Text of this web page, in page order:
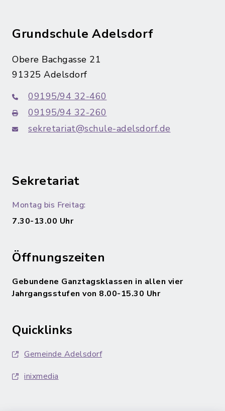
Grundschule Adelsdorf
Obere Bachgasse 21
91325 Adelsdorf
09195/94 32-460
09195/94 32-260
sekretariat@schule-adelsdorf.de
Sekretariat
Montag bis Freitag:
7.30-13.00 Uhr
Öffnungszeiten
Gebundene Ganztagsklassen in allen vier
Jahrgangsstufen von 8.00-15.30 Uhr
Quicklinks
Gemeinde Adelsdorf
inixmedia